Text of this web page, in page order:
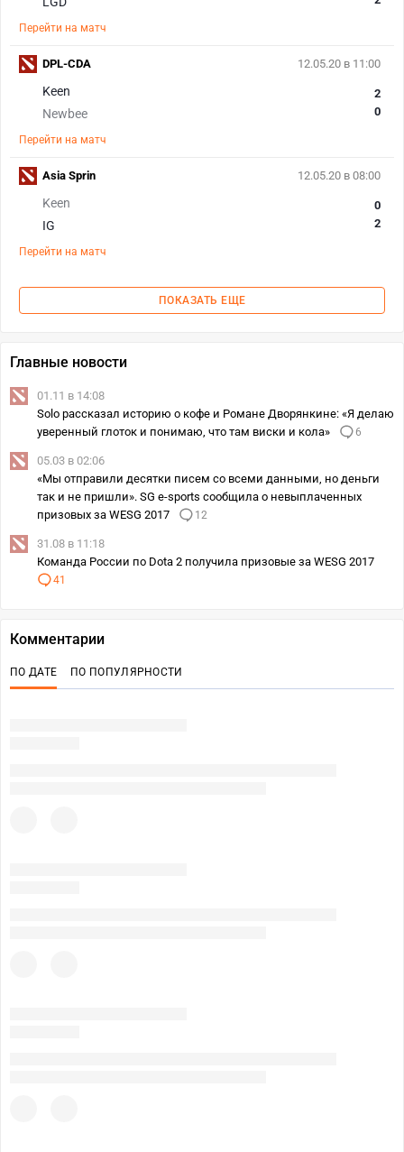
Перейти на матч
12.05.20 в 11:00
Keen
Newbee
2
0
Перейти на матч
DPL-CDA
12.05.20 в 08:00
Keen
IG
0
2
Перейти на матч
Asia Sprin
ПОКАЗАТЬ ЕЩЕ
Главные новости
01.11 в 14:08
Solo рассказал историю о кофе и Романе Дворянкине: «Я делаю
уверенный глоток и понимаю, что там виски и кола»
6
05.03 в 02:06
«Мы отправили десятки писем со всеми данными, но деньги
так и не пришли». SG e-sports сообщила о невыплаченных
призовых за WESG 2017
12
31.08 в 11:18
Команда России по Dota 2 получила призовые за WESG 2017
41
Комментарии
ПО ДАТЕ ПО ПОПУЛЯРНОСТИ